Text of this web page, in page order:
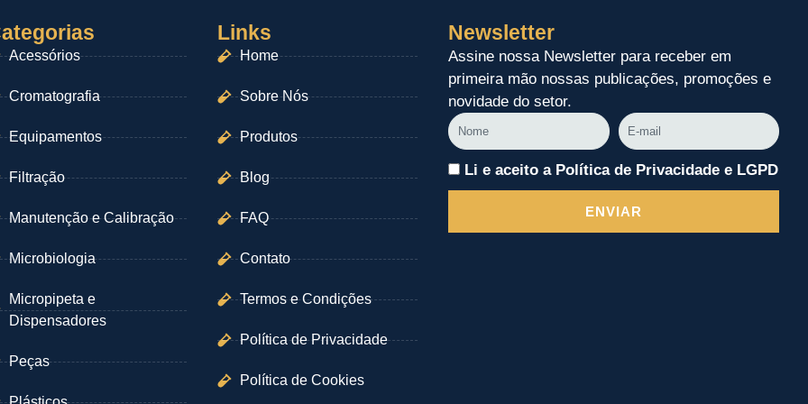
Acessórios
Cromatografia
Equipamentos
Filtração
Manutenção e Calibração
Microbiologia
Micropipeta e
Dispensadores
Peças
Links
Home
Sobre Nós
Produtos
Blog
FAQ
Contato
Termos e Condições
Política de Privacidade
Política de Cookies
Newsletter
Assine nossa Newsletter para receber em
primeira mão nossas publicações, promoções e
novidade do setor.
Nome
E-
mail
Li e aceito a Política de Privacidade e LGPD
ENVIAR